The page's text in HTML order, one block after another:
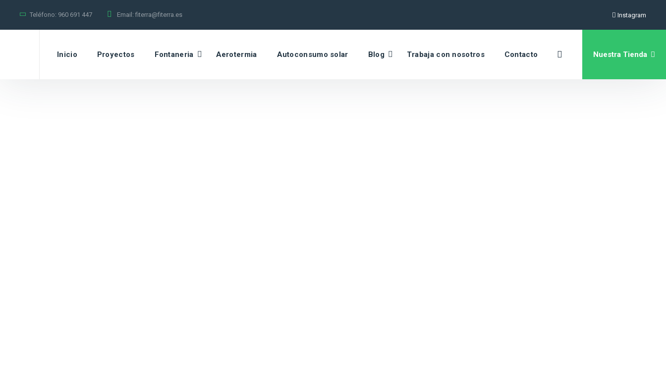
Teléfono: 960 691 447 Email: fiterra@fiterra.es Instagram
Inicio Proyectos Fontaneria Aerotermia Autoconsumo solar Blog Trabaja con nosotros Contacto Nuestra Tienda